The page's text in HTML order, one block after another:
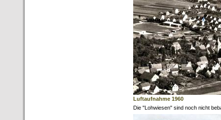
Luftaufnahme 1960
Die "Lohwiesen" sind noch nicht